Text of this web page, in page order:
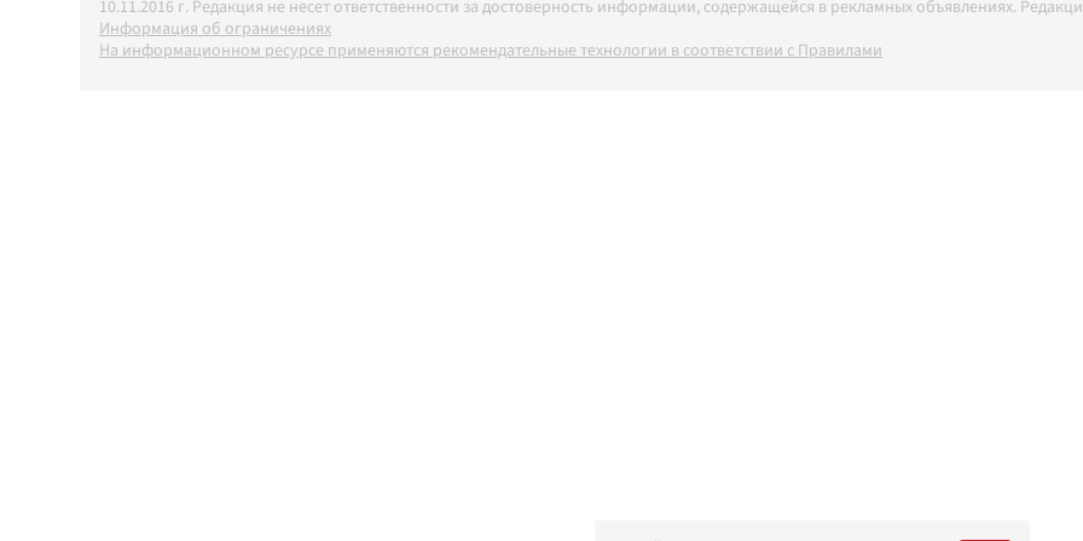
10.11.2016 г. Редакция не несет ответственности за достоверность информации, содержащейся в рекламных объявлениях.
Информация об ограничениях
На информационном ресурсе применяются рекомендательные технологии в соответствии с Правилами